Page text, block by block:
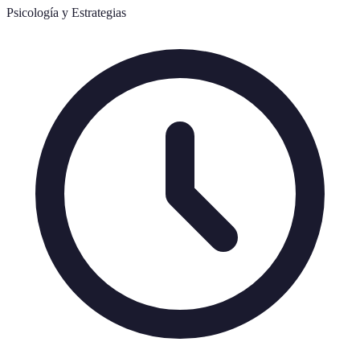
Psicología y Estrategias